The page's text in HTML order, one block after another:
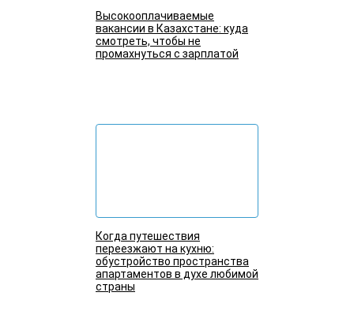
Высокооплачиваемые
вакансии в Казахстане: куда
смотреть, чтобы не
промахнуться с зарплатой
Когда путешествия
переезжают на кухню:
обустройство пространства
апартаментов в духе любимой
страны